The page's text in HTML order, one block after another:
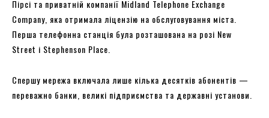
Пірсі та приватній компанії Midland Telephone Exchange
Company, яка отримала ліцензію на обслуговування міста.
Перша телефонна станція була розташована на розі New
Street і Stephenson Place.
Спершу мережа включала лише кілька десятків абонентів —
переважно банки, великі підприємства та державні установи.